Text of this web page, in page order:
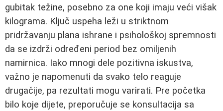
gubitak težine, posebno za one koji imaju veći višak
kilograma. Ključ uspeha leži u striktnom
pridržavanju plana ishrane i psihološkoj spremnosti
da se izdrži određeni period bez omiljenih
namirnica. Iako mnogi dele pozitivna iskustva,
važno je napomenuti da svako telo reaguje
drugačije, pa rezultati mogu varirati. Pre početka
bilo koje dijete, preporučuje se konsultacija sa